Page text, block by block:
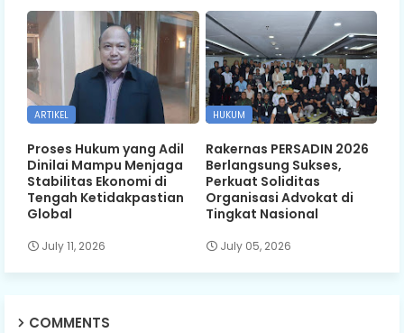
ARTIKEL
Proses Hukum yang Adil
Dinilai Mampu Menjaga
Stabilitas Ekonomi di
Tengah Ketidakpastian
Global
July 11, 2026
HUKUM
Rakernas PERSADIN 2026
Berlangsung Sukses,
Perkuat Soliditas
Organisasi Advokat di
Tingkat Nasional
July 05, 2026
COMMENTS